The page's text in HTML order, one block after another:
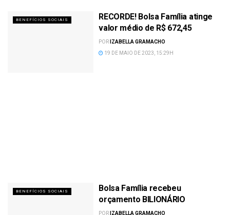
BENEFÍCIOS SOCIAIS
RECORDE! Bolsa Família atinge
valor médio de R$ 672,45
POR IZABELLA GRAMACHO
19 DE MAIO DE 2023, 15:29H
BENEFÍCIOS SOCIAIS
Bolsa Família recebeu
orçamento BILIONÁRIO
POR IZABELLA GRAMACHO